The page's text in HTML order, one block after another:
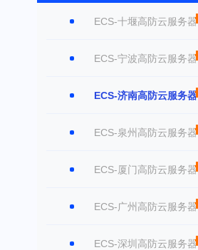
ECS-十堰高防云服务器
ECS-宁波高防云服务器
ECS-济南高防云服务器
ECS-泉州高防云服务器
ECS-厦门高防云服务器
ECS-广州高防云服务器
ECS-深圳高防云服务器